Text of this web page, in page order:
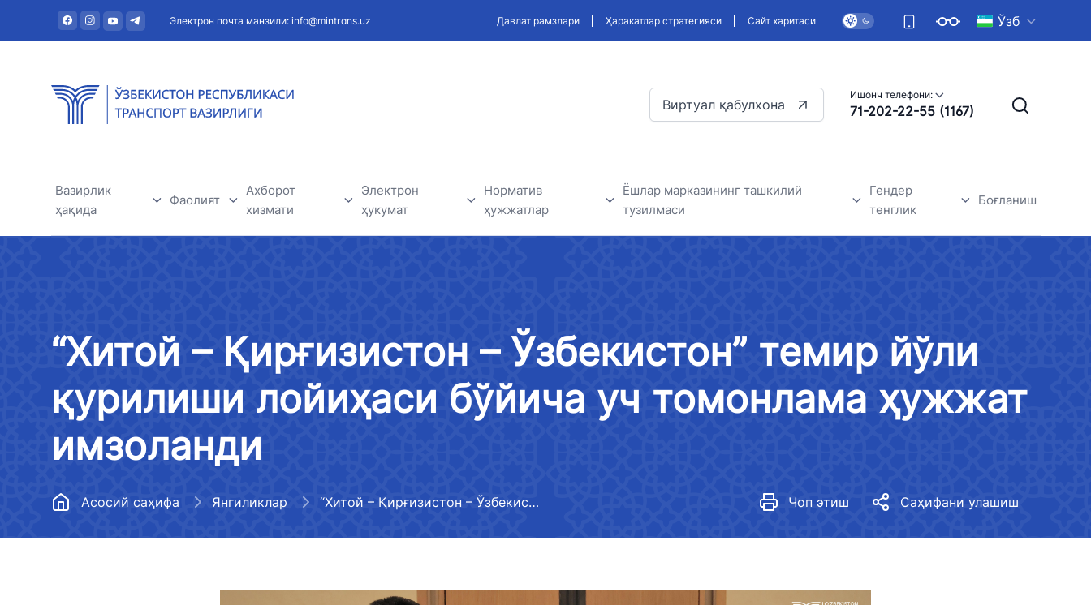
Электрон почта манзили: info@mintrans.uz Давлат рамзлари Ҳаракатлар стратегияси Сайт харитаси Ўзб
Виртуал қабулхона
Ишонч телефони:
71-202-22-55 (1167)
Вазирлик
ҳақида
Марказий аппарат
Тизимдаги ташкилотлар
Меъёрий ҳужжатлар
Бўш иш ўринлари
Фаолият
Ҳаво транспорти
Метрополитен
Йўл хўжалигини
Авиация ҳодисалари ва
бошқармаси
Транспорт вазирлиги
Ахборот
хизмати
Эълонлар ва тендерлар
Медиагалерея
Эълон қилиниши мумкин
бўлмаган маълумотлар рўйхати
тўғрисидаги ахборотлар
чекланган ахборотлар
Электрон
ҳукумат
Давлат ташкилотлари билан
ҳамкорлик
Мурожаатларни кўриб чиқиш
Норматив
ҳужжатлар
Норматив-ҳуқуқий ҳужжатлар
лойиҳалари муҳокамаси
Давлат органлари, юридик ва
жисмоний шахслар, халқаро
Ўз кучини йўқотган норматив-
Ёшлар марказининг ташкилий
тузилмаси
Гендер
тенглик
Юртимизда гендер тенгликни
таъминлаш стратегияси
Меъёрий ҳужжатлар
Кўрсаткичлар
Боғланиш
“Хитой – Қирғизистон – Ўзбекистон” темир йўли
қурилиши лойиҳаси бўйича уч томонлама ҳужжат
имзоланди
Асосий саҳифа Янгиликлар “Хитой – Қирғизистон – Ўзбекистон” темир йўли қурилиши лойиҳаси бўйича уч томонлама ҳужжат имзоланди Чоп этиш Саҳифани улашиш